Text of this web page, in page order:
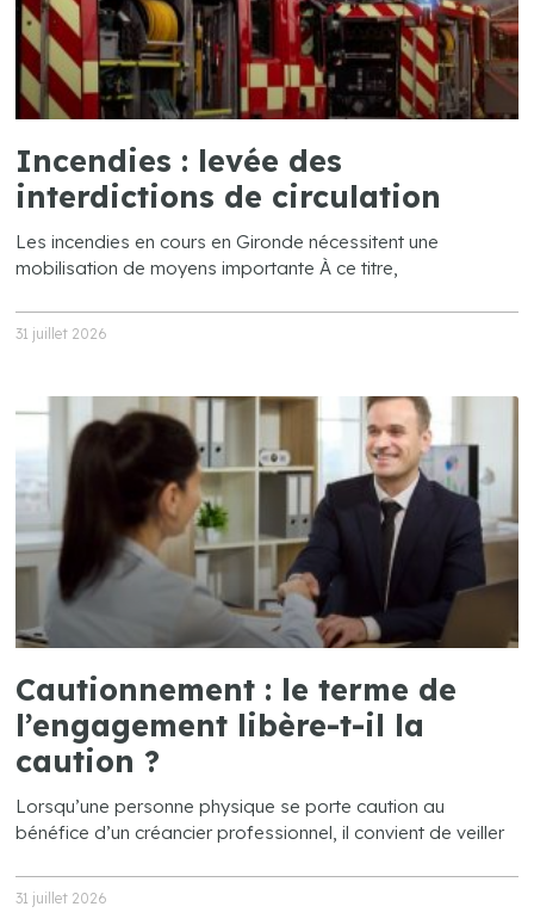
Incendies : levée des
interdictions de circulation
Les incendies en cours en Gironde nécessitent une
mobilisation de moyens importante À ce titre,
31 juillet 2026
Cautionnement : le terme de
l’engagement libère-t-il la
caution ?
Lorsqu’une personne physique se porte caution au
bénéfice d’un créancier professionnel, il convient de veiller
31 juillet 2026